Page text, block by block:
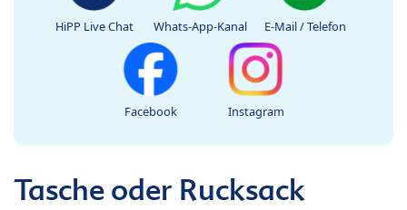
HiPP Live Chat Whats-App-Kanal E-Mail / Telefon
Facebook Instagram
Tasche oder Rucksack